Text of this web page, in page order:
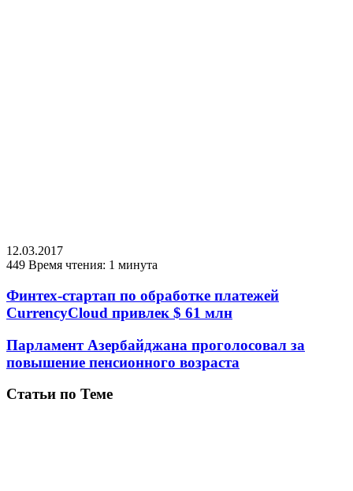
12.03.2017
449 Время чтения: 1 минута
Финтех-стартап по обработке платежей
CurrencyCloud привлек $ 61 млн
Парламент Азербайджана проголосовал за
повышение пенсионного возраста
Статьи по Теме